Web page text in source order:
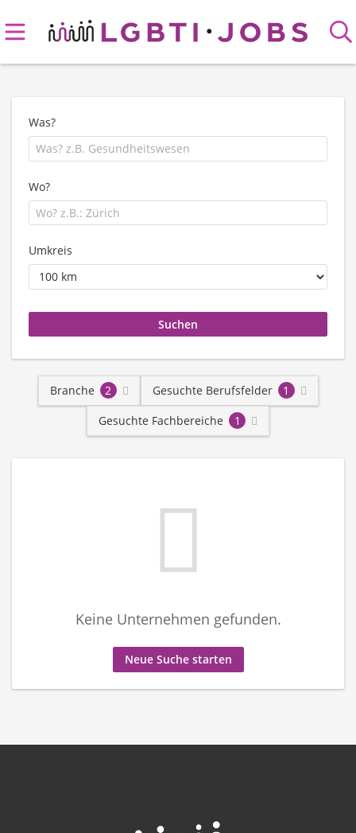
Was?
Wo?
Umkreis
Branche 2 Gesuchte Berufsfelder
1
Gesuchte Fachbereiche
1
Keine Unternehmen gefunden.
Neue Suche starten